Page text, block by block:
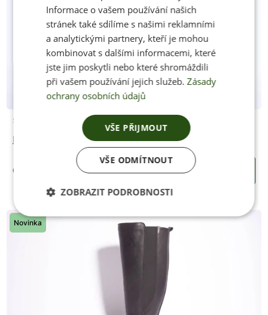
Skladem
Kozačky ETERNAL BROWN (široké lýtko W)
6500 Kč
Novinka
Informace o vašem používání našich
stránek také sdílíme s našimi reklamními
a analytickými partnery, kteří je mohou
kombinovat s dalšími informacemi, které
jste jim poskytli nebo které shromáždili
při vašem používání jejich služeb. Zásady
ochrany osobních údajů
VŠE PŘIJMOUT
VŠE ODMÍTNOUT
ZOBRAZIT PODROBNOSTI